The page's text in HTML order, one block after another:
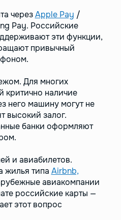
черезApple Pay /
Pay. Российские
эти функции,
привычный
Для многих
критично наличие
него машину могут не
высокий залог.
банки оформляют
и авиабилетов.
жилья типа Airbnb,
авиакомпании
российские карты —
этот вопрос